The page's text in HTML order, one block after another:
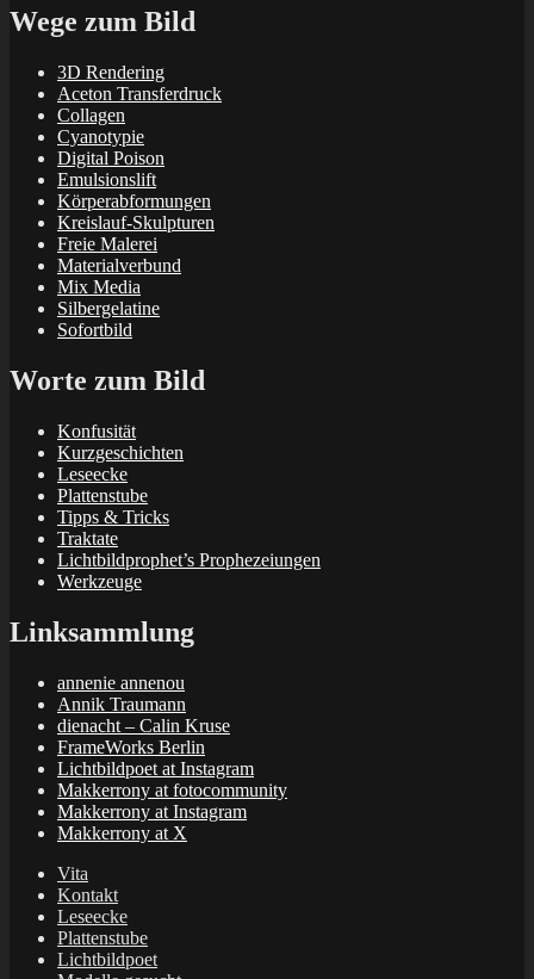
Wege zum Bild
3D Rendering
Aceton Transferdruck
Collagen
Cyanotypie
Digital Poison
Emulsionslift
Körperabformungen
Kreislauf-Skulpturen
Freie Malerei
Materialverbund
Mix Media
Silbergelatine
Sofortbild
Worte zum Bild
Konfusität
Kurzgeschichten
Leseecke
Plattenstube
Tipps & Tricks
Traktate
Lichtbildprophet’s Prophezeiungen
Werkzeuge
Linksammlung
annenie annenou
Annik Traumann
dienacht – Calin Kruse
FrameWorks Berlin
Lichtbildpoet at Instagram
Makkerrony at fotocommunity
Makkerrony at Instagram
Makkerrony at X
Vita
Kontakt
Leseecke
Plattenstube
Lichtbildpoet